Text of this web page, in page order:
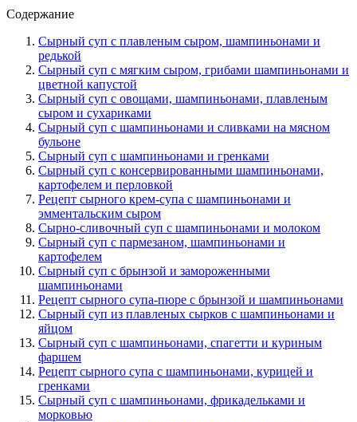
Содержание
Сырный суп с плавленым сыром, шампиньонами и
редькой
Сырный суп с мягким сыром, грибами шампиньонами и
цветной капустой
Сырный суп с овощами, шампиньонами, плавленым
сыром и сухариками
Сырный суп с шампиньонами и сливками на мясном
бульоне
Сырный суп с шампиньонами и гренками
Сырный суп с консервированными шампиньонами,
картофелем и перловкой
Рецепт сырного крем-супа с шампиньонами и
эмментальским сыром
Сырно-сливочный суп с шампиньонами и молоком
Сырный суп с пармезаном, шампиньонами и
картофелем
Сырный суп с брынзой и замороженными
шампиньонами
Рецепт сырного супа-пюре с брынзой и шампиньонами
Сырный суп из плавленых сырков с шампиньонами и
яйцом
Сырный суп с шампиньонами, спагетти и куриным
фаршем
Рецепт сырного супа с шампиньонами, курицей и
гренками
Сырный суп с шампиньонами, фрикадельками и
морковью